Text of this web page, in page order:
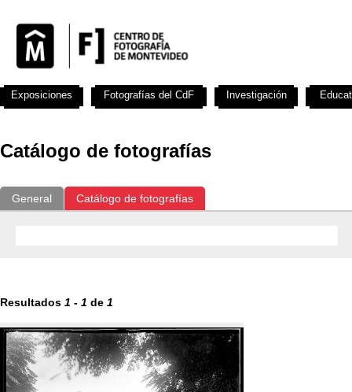
Catálogo de fotografías
General Catálogo de fotografías
Resultados 1 - 1 de 1
Exposiciones Fotografías del CdF Investigación